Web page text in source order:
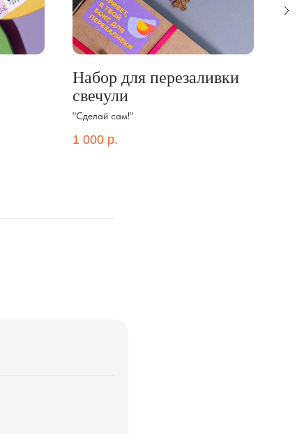
Набор для перезаливки
свечули
"Сделай сам!"
1 000 р.